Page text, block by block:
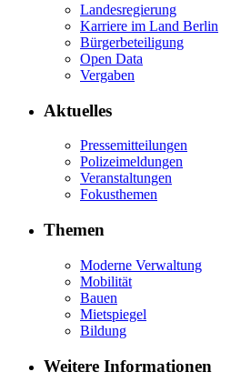
Landesregierung
Karriere im Land Berlin
Bürgerbeteiligung
Open Data
Vergaben
Aktuelles
Pressemitteilungen
Polizeimeldungen
Veranstaltungen
Fokusthemen
Themen
Moderne Verwaltung
Mobilität
Bauen
Mietspiegel
Bildung
Weitere Informationen